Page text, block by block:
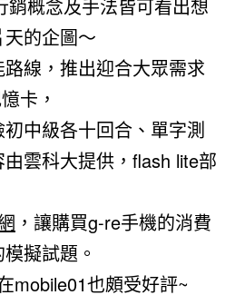
銷概念及手法皆可看出想
的企圖～
線，推出迎合大眾需求
卡，
中級各十回合、單字測
雲科大提供，flash lite部
，讓購買g-re手機的消費
擬試題。
mobile01也頗受好評~